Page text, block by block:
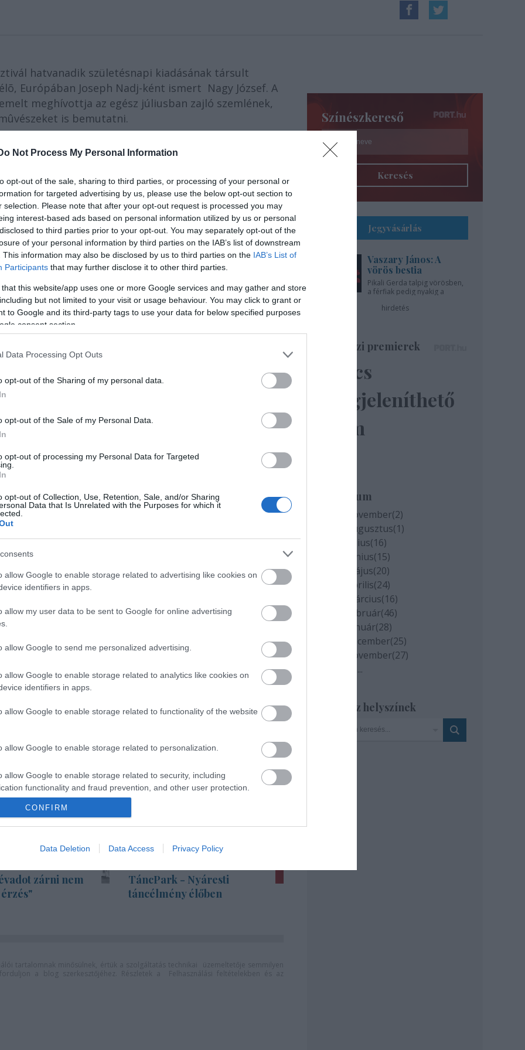
Not Process My Personal Information
opt-out of the sale, sharing to third parties, or processing of your personal or
for targeted advertising by us, please use the below opt-out section to
selection. Please note that after your opt-out request is processed you may
interest-based ads based on personal information utilized by us or personal
to third parties prior to your opt-out. You may separately opt-out of the
of your personal information by third parties on the IAB’s list of downstream
This information may also be disclosed by us to third parties on the IAB’s List of
Participants that may further disclose it to other third parties.
that this website/app uses one or more Google services and may gather and store
but not limited to your visit or usage behaviour. You may click to grant or
to Google and its third-party tags to use your data for below specified purposes
consent section.
Data Processing Opt Outs
opt-out of the Sharing of my personal data.
opt-out of the Sale of my Personal Data.
opt-out of processing my Personal Data for Targeted
opt-out of Collection, Use, Retention, Sale, and/or Sharing
Data that Is Unrelated with the Purposes for which it
allow Google to enable storage related to advertising like cookies on
identifiers in apps.
allow my user data to be sent to Google for online advertising
allow Google to send me personalized advertising.
allow Google to enable storage related to analytics like cookies on
identifiers in apps.
allow Google to enable storage related to functionality of the website
allow Google to enable storage related to personalization.
allow Google to enable storage related to security, including
functionality and fraud prevention, and other user protection.
CONFIRM
Data Deletion Data Access Privacy Policy
hatvanadik születésnapi kiadásának társult
Európában Joseph Nadj-ként ismert Nagy József. A
meghívottja az egész júliusban zajló szemlének,
is bemutatni.
saját színpadi nyelv kialakítása, ugyanakkor a színházi
Nagy mesterek és hagyományok,Vasziljev
a színpadon a szövegekkel szemben; az egyetlen
EricLacascaderendezésében.
Asobu (japánul ’játék’) előadással, illetve a
szerepel Avignon-ban, kettejük közös munkája a
a kísérőprogram biztosítja, dzsezz improvizációk,
rajzolja ki a kontinenseket, egész Föld körüli útra hívva.
színházi ember,
szöveggel.
a szeptemberi
zárni nem
TáncPark - Nyáresti
táncélmény élőben
Színészkereső
Keresés
Jegyvásárlás
Vaszary János: A
vörös bestia
Pikali Gerda talpig vörösben,
a férfiak pedig nyakig a
hirdetés
Színházi premierek
Nincs
megjeleníthető
elem
Archívum
2020 november(2)
2020 augusztus(1)
2020 július(16)
2020 június(15)
2020 május(20)
2020 április(24)
2020 március(16)
2020 február(46)
2020 január(28)
2019 december(25)
2019 november(27)
...
Szinház helyszínek